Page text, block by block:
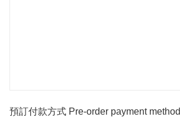
預訂付款方式 Pre-order payment method